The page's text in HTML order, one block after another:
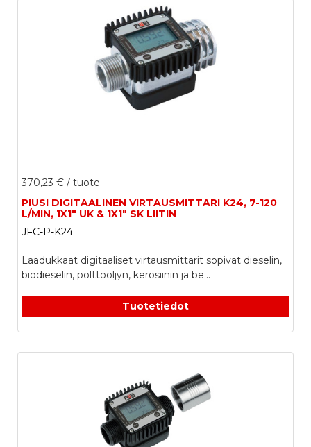
370,23 € / tuote
PIUSI DIGITAALINEN VIRTAUSMITTARI K24, 7-120
L/MIN, 1X1" UK & 1X1" SK LIITIN
JFC-P-K24
Laadukkaat digitaaliset virtausmittarit sopivat dieselin,
biodieselin, polttoöljyn, kerosiinin ja be...
Tuotetiedot